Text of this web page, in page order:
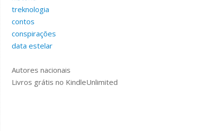
treknologia
contos
conspirações
data estelar
Autores nacionais
Livros grátis no KindleUnlimited